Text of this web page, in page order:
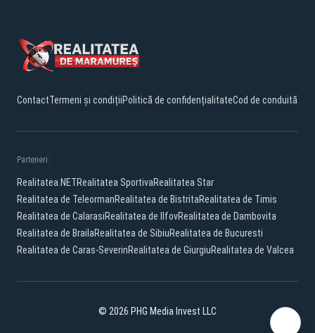
ContactTermeni și condițiiPolitică de confidențialitateCod de conduită
Parteneri:
Realitatea.NETRealitatea SportivaRealitatea Star
Realitatea de TeleormanRealitatea de BistritaRealitatea de Timis
Realitatea de CalarasiRealitatea de IlfovRealitatea de Dambovita
Realitatea de BrailaRealitatea de SibiuRealitatea de Bucuresti
Realitatea de Caras-SeverinRealitatea de GiurgiuRealitatea de Valcea
© 2026 PHG Media Invest LLC